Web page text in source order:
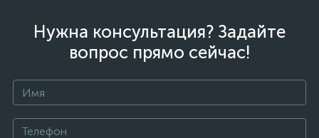
Нужна консультация? Задайте
вопрос прямо сейчас!